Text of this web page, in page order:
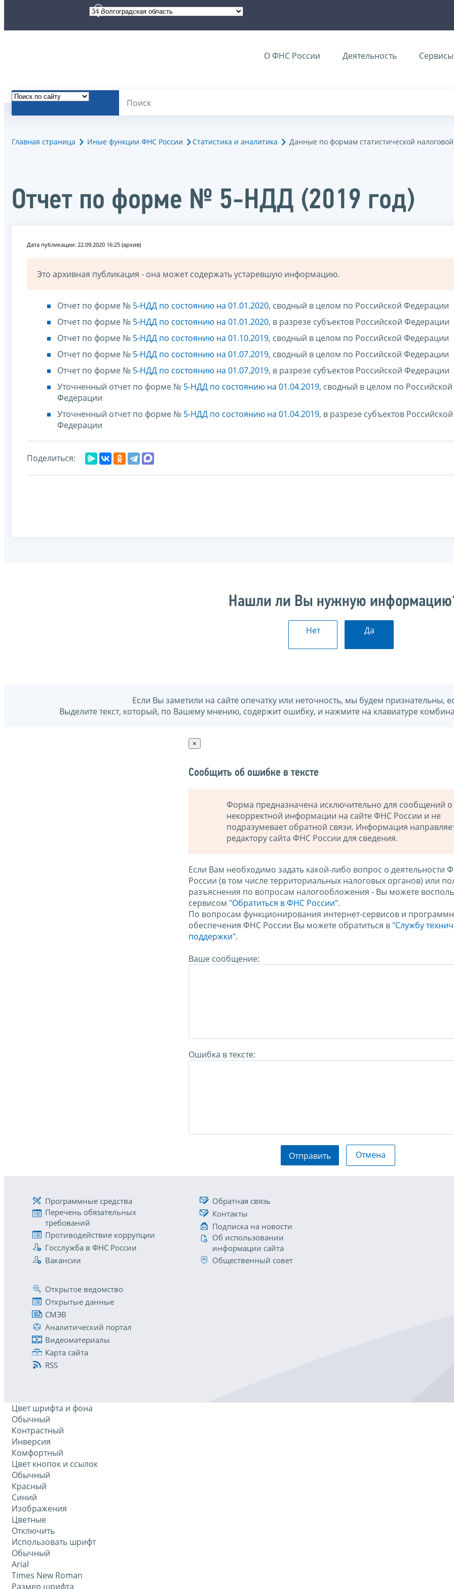
О ФНС России Деятельность Сервисы
Главная страница Иные функции ФНС России Статистика и аналитика Данные по формам статистической
Отчет по форме № 5-НДД (2019 год)
Дата публикации: 22.09.2020 16:25 (архив)
Это архивная публикация - она может содержать устаревшую информацию.
Отчет по форме № 5-НДД по состоянию на 01.01.2020, сводный в целом по Российской Федерации
Отчет по форме № 5-НДД по состоянию на 01.01.2020, в разрезе субъектов Российской Федерации
Отчет по форме № 5-НДД по состоянию на 01.10.2019, сводный в целом по Российской Федерации
Отчет по форме № 5-НДД по состоянию на 01.07.2019, сводный в целом по Российской Федерации
Отчет по форме № 5-НДД по состоянию на 01.07.2019, в разрезе субъектов Российской Федерации
Уточненный отчет по форме № 5-НДД по состоянию на 01.04.2019, сводный в целом по Российской
Федерации
Уточненный отчет по форме № 5-НДД по состоянию на 01.04.2019, в разрезе субъектов Российской
Федерации
Поделиться:
Нашли ли Вы нужную
Нет Да
Если Вы заметили на сайте опечатку или неточность, мы будем признательны,
Выделите текст, который, по Вашему мнению, содержит ошибку, и нажмите на клавиатуре
×
Сообщить об ошибке в тексте
Форма предназначена исключительно для сообщений о
некорректной информации на сайте ФНС России и не
подразумевает обратной связи. Информация
редактору сайта ФНС России для сведения.
Если Вам необходимо задать какой-либо вопрос о деятельности
России (в том числе территориальных налоговых органов) или
разъяснения по вопросам налогообложения - Вы можете
сервисом "Обратиться в ФНС России".
По вопросам функционирования интернет-сервисов и
обеспечения ФНС России Вы можете обратиться в "Службу
поддержки".
Ваше сообщение:
Ошибка в тексте:
Отправить Отмена
Программные средства
Перечень обязательных
требований
Противодействие коррупции
Госслужба в ФНС России
Вакансии
Обратная связь
Контакты
Подписка на новости
Об использовании
информации сайта
Общественный совет
Открытое ведомство
Открытые данные
СМЭВ
Аналитический портал
Видеоматериалы
Карта сайта
RSS
Цвет шрифта и фона
Обычный
Контрастный
Инверсия
Комфортный
Цвет кнопок и ссылок
Обычный
Красный
Синий
Изображения
Цветные
Отключить
Использовать шрифт
Обычный
Arial
Times New Roman
Размер шрифта